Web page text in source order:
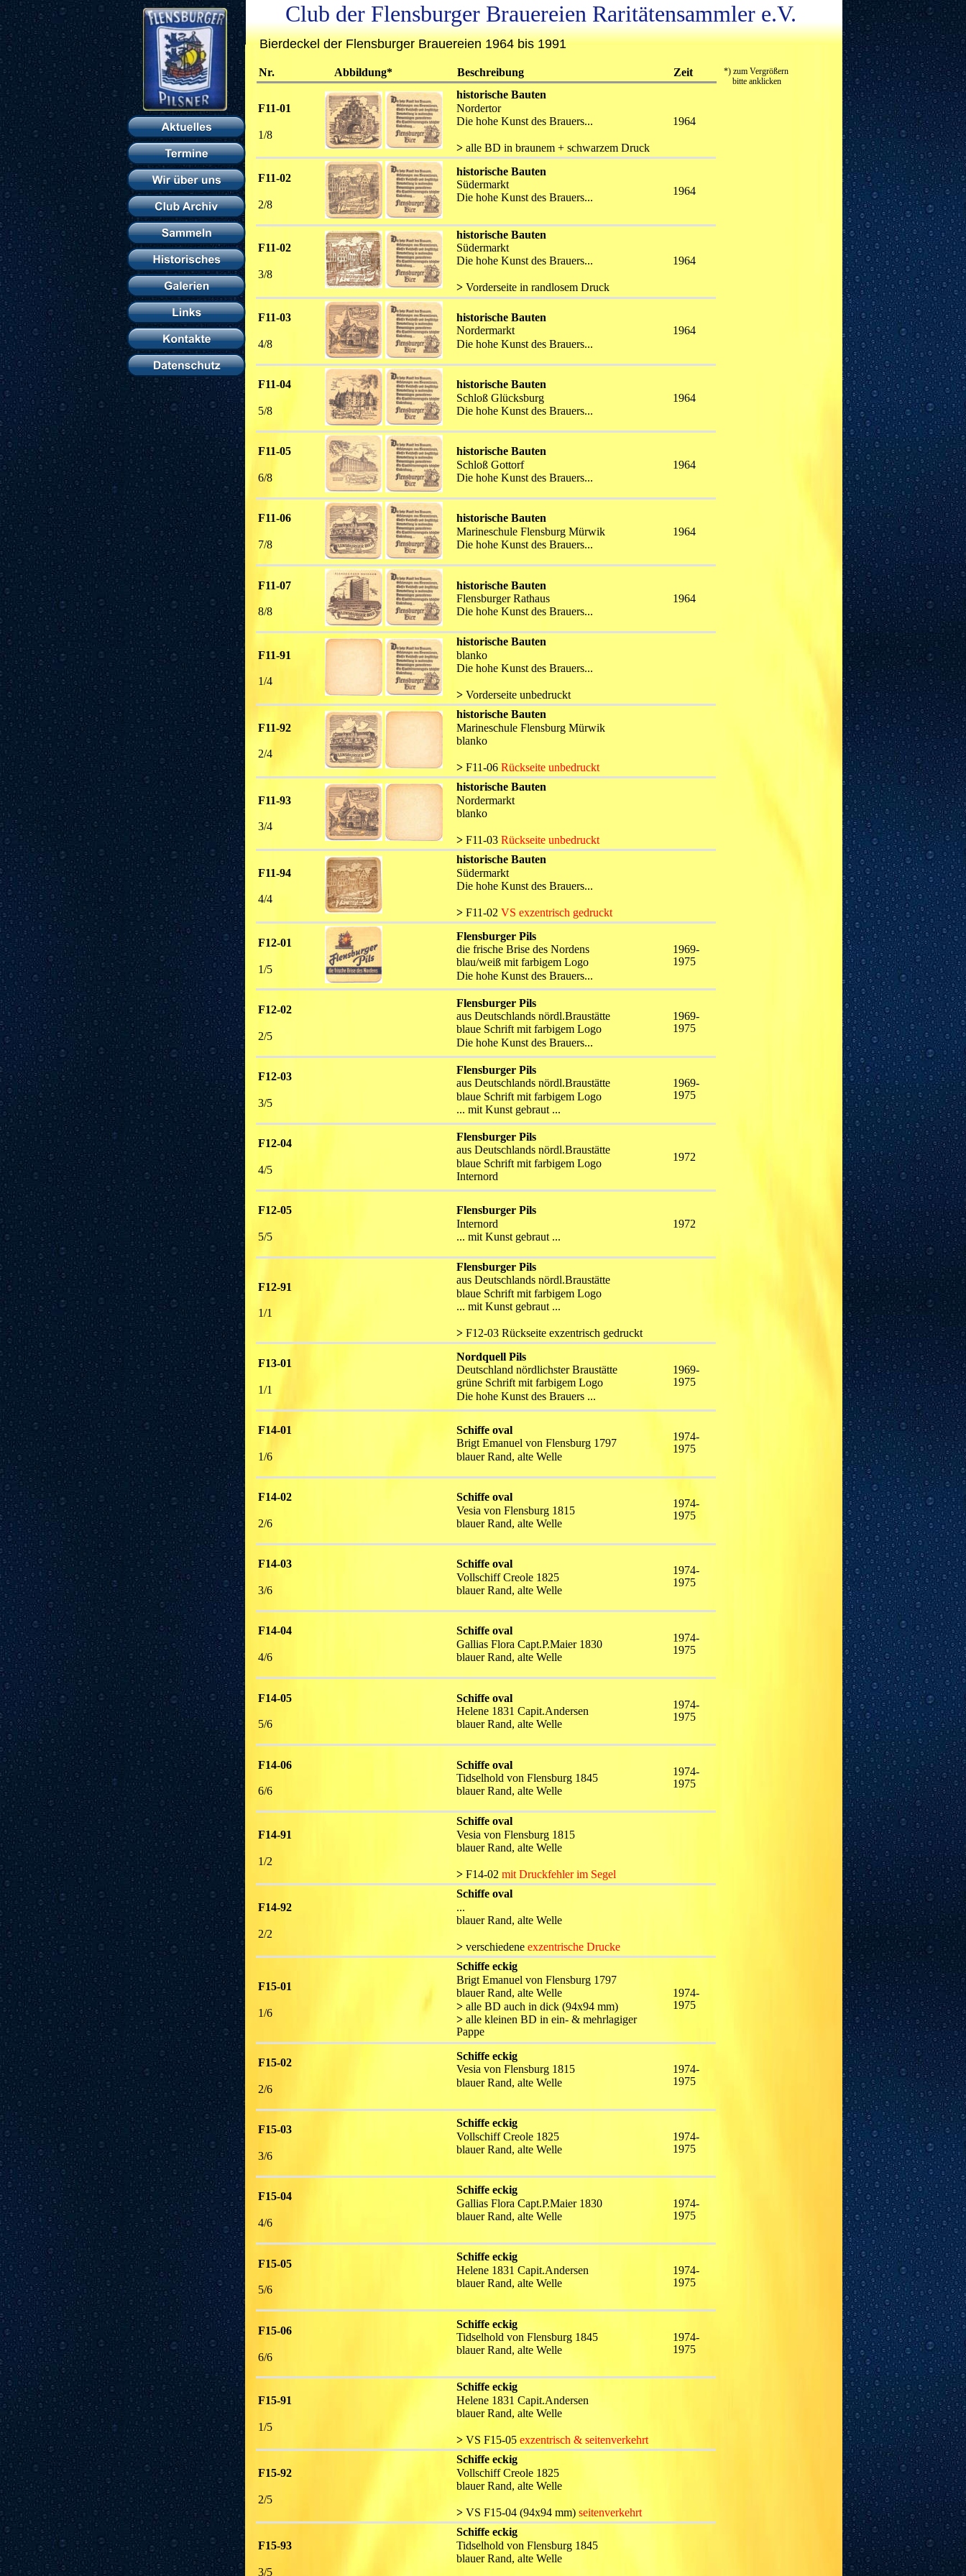
Bierdeckel der Flensburger Brauereien 1964 bis 1991
Nr. Abbildung* Beschreibung Zeit
F11-01
1/8
historische Bauten
Nordertor
Die hohe Kunst des Brauers...
> alle BD in braunem + schwarzem Druck
1964
F11-02
2/8
historische Bauten
Südermarkt
Die hohe Kunst des Brauers...
1964
F11-02
3/8
historische Bauten
Südermarkt
Die hohe Kunst des Brauers...
> Vorderseite in randlosem Druck
1964
F11-03
4/8
historische Bauten
Nordermarkt
Die hohe Kunst des Brauers...
1964
F11-04
5/8
historische Bauten
Schloß Glücksburg
Die hohe Kunst des Brauers...
1964
F11-05
6/8
historische Bauten
Schloß Gottorf
Die hohe Kunst des Brauers...
1964
F11-06
7/8
historische Bauten
Marineschule Flensburg Mürwik
Die hohe Kunst des Brauers...
1964
F11-07
8/8
historische Bauten
Flensburger Rathaus
Die hohe Kunst des Brauers...
1964
F11-91
1/4
historische Bauten
blanko
Die hohe Kunst des Brauers...
> Vorderseite unbedruckt
F11-92
2/4
historische Bauten
Marineschule Flensburg Mürwik
blanko
> F11-06 Rückseite unbedruckt
F11-93
3/4
historische Bauten
Nordermarkt
blanko
> F11-03 Rückseite unbedruckt
F11-94
4/4
historische Bauten
Südermarkt
Die hohe Kunst des Brauers...
> F11-02 VS exzentrisch gedruckt
F12-01
1/5
Flensburger Pils
die frische Brise des Nordens
blau/weiß mit farbigem Logo
Die hohe Kunst des Brauers...
1969-
1975
F12-02
2/5
Flensburger Pils
aus Deutschlands nördl.Braustätte
blaue Schrift mit farbigem Logo
Die hohe Kunst des Brauers...
1969-
1975
F12-03
3/5
Flensburger Pils
aus Deutschlands nördl.Braustätte
blaue Schrift mit farbigem Logo
... mit Kunst gebraut ...
1969-
1975
F12-04
4/5
Flensburger Pils
aus Deutschlands nördl.Braustätte
blaue Schrift mit farbigem Logo
Internord
1972
F12-05
5/5
Flensburger Pils
Internord
... mit Kunst gebraut ...
1972
F12-91
1/1
Flensburger Pils
aus Deutschlands nördl.Braustätte
blaue Schrift mit farbigem Logo
... mit Kunst gebraut ...
> F12-03 Rückseite exzentrisch gedruckt
F13-01
1/1
Nordquell Pils
Deutschland nördlichster Braustätte
grüne Schrift mit farbigem Logo
Die hohe Kunst des Brauers ...
1969-
1975
F14-01
1/6
Schiffe oval
Brigt Emanuel von Flensburg 1797
blauer Rand, alte Welle
1974-
1975
F14-02
2/6
Schiffe oval
Vesia von Flensburg 1815
blauer Rand, alte Welle
1974-
1975
F14-03
3/6
Schiffe oval
Vollschiff Creole 1825
blauer Rand, alte Welle
1974-
1975
F14-04
4/6
Schiffe oval
Gallias Flora Capt.P.Maier 1830
blauer Rand, alte Welle
1974-
1975
F14-05
5/6
Schiffe oval
Helene 1831 Capit.Andersen
blauer Rand, alte Welle
1974-
1975
F14-06
6/6
Schiffe oval
Tidselhold von Flensburg 1845
blauer Rand, alte Welle
1974-
1975
F14-91
1/2
Schiffe oval
Vesia von Flensburg 1815
blauer Rand, alte Welle
> F14-02 mit Druckfehler im Segel
F14-92
2/2
Schiffe oval
...
blauer Rand, alte Welle
> verschiedene exzentrische Drucke
F15-01
1/6
Schiffe eckig
Brigt Emanuel von Flensburg 1797
blauer Rand, alte Welle
> alle BD auch in dick (94x94 mm)
> alle kleinen BD in ein- & mehrlagiger
Pappe
1974-
1975
F15-02
2/6
Schiffe eckig
Vesia von Flensburg 1815
blauer Rand, alte Welle
1974-
1975
F15-03
3/6
Schiffe eckig
Vollschiff Creole 1825
blauer Rand, alte Welle
1974-
1975
F15-04
4/6
Schiffe eckig
Gallias Flora Capt.P.Maier 1830
blauer Rand, alte Welle
1974-
1975
F15-05
5/6
Schiffe eckig
Helene 1831 Capit.Andersen
blauer Rand, alte Welle
1974-
1975
F15-06
6/6
Schiffe eckig
Tidselhold von Flensburg 1845
blauer Rand, alte Welle
1974-
1975
F15-91
1/5
Schiffe eckig
Helene 1831 Capit.Andersen
blauer Rand, alte Welle
> VS F15-05 exzentrisch & seitenverkehrt
F15-92
2/5
Schiffe eckig
Vollschiff Creole 1825
blauer Rand, alte Welle
> VS F15-04 (94x94 mm) seitenverkehrt
F15-93
3/5
Schiffe eckig
Tidselhold von Flensburg 1845
blauer Rand, alte Welle
*) zum Vergrößern
    bitte anklicken
Club der Flensburger Brauereien Raritätensammler e.V.